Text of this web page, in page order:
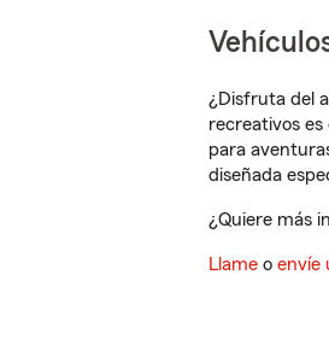
¿Disfruta del
recreativos
para
diseñada
¿Quiere más
Llame o envíe